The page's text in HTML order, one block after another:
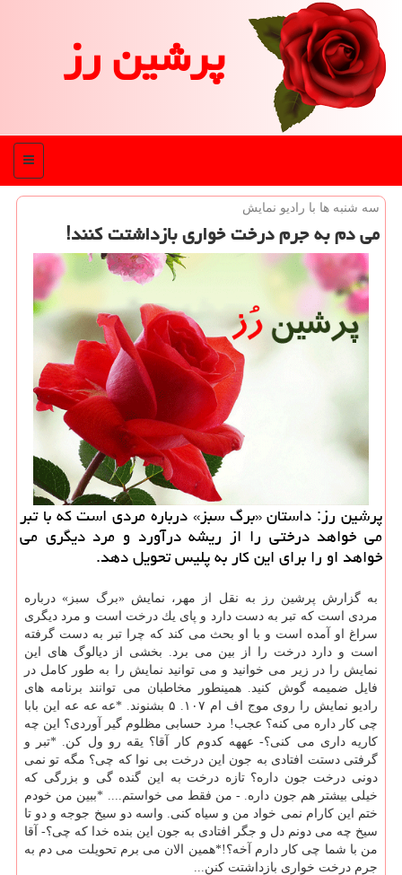
پرشین رز
منو
سه شنبه ها با رادیو نمایش
می دم به جرم درخت خواری بازداشتت كنند!
پرشین رز: داستان «برگ سبز» درباره مردی است كه با تبر
می خواهد درختی را از ریشه درآورد و مرد دیگری می
خواهد او را برای این كار به پلیس تحویل دهد.
به گزارش پرشین رز به نقل از مهر، نمایش «برگ سبز» درباره
مردی است كه تبر به دست دارد و پای یك درخت است و مرد دیگری
سراغ او آمده است و با او بحث می كند كه چرا تبر به دست گرفته
است و دارد درخت را از بین می برد. بخشی از دیالوگ های این
نمایش را در زیر می خوانید و می توانید نمایش را به طور كامل در
فایل ضمیمه گوش كنید. همینطور مخاطبان می توانند برنامه های
رادیو نمایش را روی موج اف ام ۱۰۷. ۵ بشنوند. *عه عه عه این بابا
چی كار داره می كنه؟ عجب! مرد حسابی مظلوم گیر آوردی؟ این چه
كاریه داری می كنی؟- عههه كدوم كار آقا؟ یقه رو ول كن. *تبر و
گرفتی دستت افتادی به جون این درخت بی نوا كه چی؟ مگه تو نمی
دونی درخت جون داره؟ تازه درخت به این گنده گی و بزرگی كه
خیلی بیشتر هم جون داره. - من فقط می خواستم.... *ببین من خودم
ختم این كارام نمی خواد من و سیاه كنی. واسه دو سیخ جوجه و دو تا
سیخ چه می دونم دل و جگر افتادی به جون این بنده خدا كه چی؟- آقا
من با شما چی كار دارم آخه؟!*همین الان می برم تحویلت می دم به
جرم درخت خواری بازداشتت كنن...